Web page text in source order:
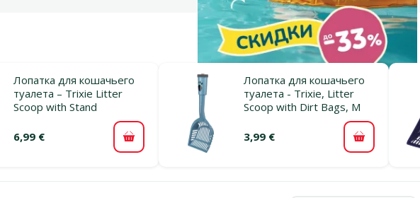
Лопатка для кошачьего
туалета – Trixie Litter
Scoop with Stand
6,99 € В корзину
Лопатка для кошачьего
туалета - Trixie, Litter
Scoop with Dirt Bags, M
3,99 € В корзину